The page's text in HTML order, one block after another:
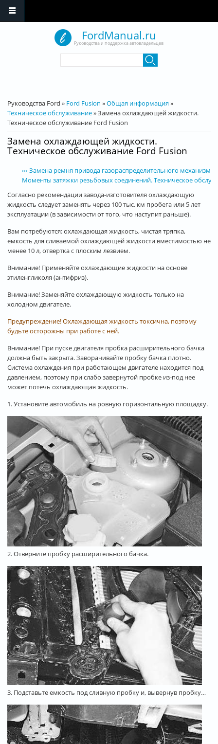
FordManual.ru
Руководства и поддержка автовладельцев
Вы здесь
Руководства Ford » Ford Fusion »Общая информация»
Техническое обслуживание»Замена охлаждающей жидкости.
Техническое обслуживание Ford Fusion
Замена охлаждающей жидкости.
Техническое обслуживание Ford Fusion
‹‹‹ Замена ремня привода газораспределительного
Моменты затяжки резьбовых соединений. Техническое
Согласно рекомендации завода-изготовителя охлаждающую
жидкость следует заменять через 100 тыс. км пробега или 5 лет
эксплуатации (в зависимости от того, что наступит раньше).
Вам потребуются: охлаждающая жидкость, чистая тряпка,
емкость для сливаемой охлаждающей жидкости вместимостью не
менее 10 л, отвертка с плоским лезвием.
Внимание! Применяйте охлаждающие жидкости на основе
этиленгликоля (антифриз).
Внимание! Заменяйте охлаждающую жидкость только на
холодном двигателе.
Предупреждение! Охлаждающая жидкость токсична, поэтому
будьте осторожны при работе с ней.
Внимание! При пуске двигателя пробка расширительного бачка
должна быть закрыта. Заворачивайте пробку бачка плотно.
Система охлаждения при работающем двигателе находится под
давлением, поэтому при слабо завернутой пробке из-под нее
может потечь охлаждающая жидкость.
1. Установите автомобиль на ровную горизонтальную площадку.
2. Отверните пробку расширительного бачка.
3. Подставьте емкость под сливную пробку и, вывернув пробку…